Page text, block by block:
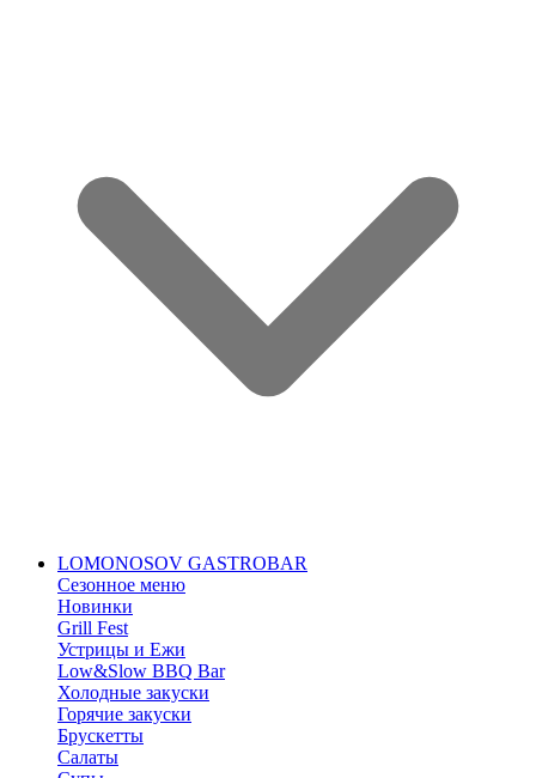
LOMONOSOV GASTROBAR
Сезонное меню
Новинки
Grill Fest
Устрицы и Ежи
Low&Slow BBQ Bar
Холодные закуски
Горячие закуски
Брускетты
Салаты